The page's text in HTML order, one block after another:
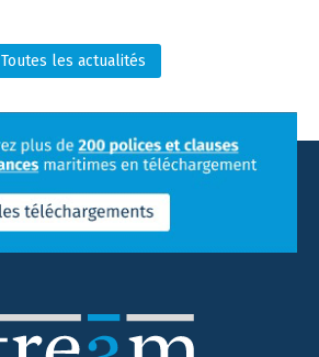
Toutes les actualités